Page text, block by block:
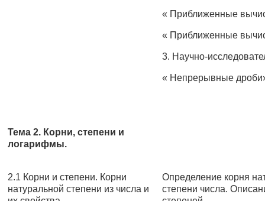
« Приближенные
« Приближенные
3. Научно-
« Непрерывные
Тема 2. Корни, степени и
логарифмы.
2.1 Корни и степени. Корни
натуральной степени из числа и
Определение корня
степени числа.